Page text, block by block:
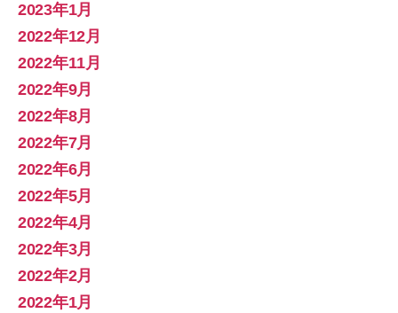
2023年1月
2022年12月
2022年11月
2022年9月
2022年8月
2022年7月
2022年6月
2022年5月
2022年4月
2022年3月
2022年2月
2022年1月